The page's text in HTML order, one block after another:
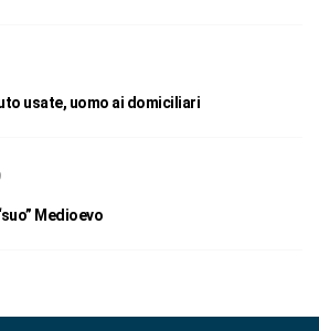
usate, uomo ai domiciliari
Medioevo